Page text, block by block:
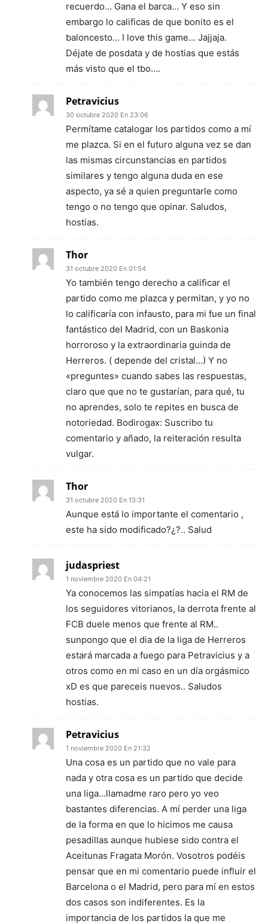
recuerdo… Gana el barca… Y eso sin
embargo lo calificas de que bonito es el
baloncesto… I love this game… Jajjaja.
Déjate de posdata y de hostias que estás
más visto que el tbo….
Petravicius
30 octubre 2020 En 23:06
Permítame catalogar los partidos como a mí
me plazca. Si en el futuro alguna vez se dan
las mismas circunstancias en partidos
similares y tengo alguna duda en ese
aspecto, ya sé a quien preguntarle como
tengo o no tengo que opinar. Saludos,
hostias.
Thor
31 octubre 2020 En 01:54
Yo también tengo derecho a calificar el
partido como me plazca y permitan, y yo no
lo calificaría con infausto, para mi fue un final
fantástico del Madrid, con un Baskonia
horroroso y la extraordinaria guinda de
Herreros. ( depende del cristal…) Y no
«preguntes» cuando sabes las respuestas,
claro que que no te gustarían, para qué, tu
no aprendes, solo te repites en busca de
notoriedad. Bodirogax: Suscribo tu
comentario y añado, la reiteración resulta
vulgar.
Thor
31 octubre 2020 En 13:31
Aunque está lo importante el comentario ,
este ha sido modificado?¿?.. Salud
judaspriest
1 noviembre 2020 En 04:21
Ya conocemos las simpatías hacia el RM de
los seguidores vitorianos, la derrota frente al
FCB duele menos que frente al RM..
sunpongo que el dia de la liga de Herreros
estará marcada a fuego para Petravicius y a
otros como en mi caso en un día orgásmico
xD es que pareceis nuevos.. Saludos
hostias.
Petravicius
1 noviembre 2020 En 21:32
Una cosa es un partido que no vale para
nada y otra cosa es un partido que decide
una liga…llamadme raro pero yo veo
bastantes diferencias. A mí perder una liga
de la forma en que lo hicimos me causa
pesadillas aunque hubiese sido contra el
Aceitunas Fragata Morón. Vosotros podéis
pensar que en mi comentario puede influir el
Barcelona o el Madrid, pero para mí en estos
dos casos son indiferentes. Es la
importancia de los partidos la que me